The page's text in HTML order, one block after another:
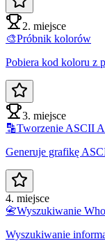
2. miejsce
🎨Próbnik kolorów
Pobiera kod koloru z
3. miejsce
🔡Tworzenie ASCII
Generuje grafikę
4. miejsce
📇Wyszukiwanie
Wyszukiwanie